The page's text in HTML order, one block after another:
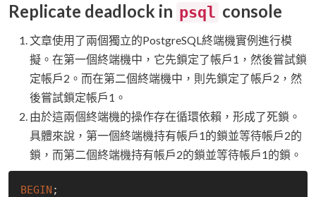
Replicate deadlock in psql console
文章使用了兩個獨立的PostgreSQL終端機實例進行模
擬。在第一個終端機中，它先鎖定了帳戶1，然後嘗試鎖
定帳戶2。而在第二個終端機中，則先鎖定了帳戶2，然
後嘗試鎖定帳戶1。
由於這兩個終端機的操作存在循環依賴，形成了死鎖。
具體來說，第一個終端機持有帳戶1的鎖並等待帳戶2的
鎖，而第二個終端機持有帳戶2的鎖並等待帳戶1的鎖。
BEGIN ;